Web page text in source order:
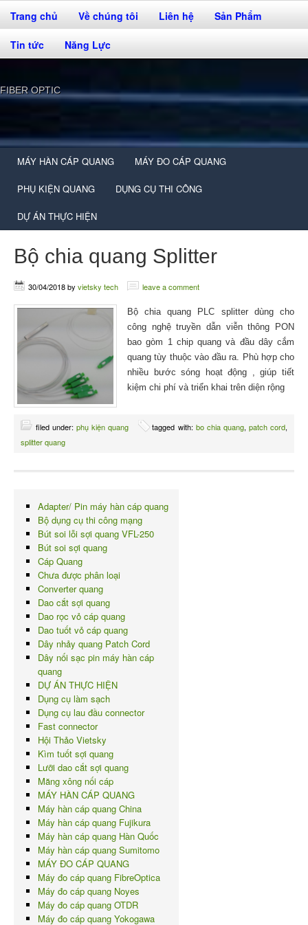
Trang chủ Về chúng tôi Liên hệ Sản Phẩm
Tin tức Năng Lực
FIBER OPTIC
MÁY HÀN CÁP QUANG MÁY ĐO CÁP QUANG
PHỤ KIỆN QUANG DỤNG CỤ THI CÔNG
DỰ ÁN THỰC HIỆN
Bộ chia quang Splitter
30/04/2018by vietsky tech leave a comment
Bộ chia quang PLC splitter dùng cho
công nghệ truyền dẫn viễn thông PON
bao gòm 1 chip quang và đầu dây cắm
quang tùy thuộc vào đầu ra. Phù hợp cho
nhiều bước sóng hoạt động , giúp tiết
kiệm chi phí và triển khai trên diện rộng
filed under:phụ kiện quang tagged with: bo chia quang, patch cord,
splitter quang
Adapter/ Pin máy hàn cáp quang
Bộ dụng cụ thi công mạng
Bút soi lỗi sợi quang VFL-250
Bút soi sợi quang
Cáp Quang
Chưa được phân loại
Converter quang
Dao cắt sợi quang
Dao rọc vỏ cáp quang
Dao tuốt vỏ cáp quang
Dây nhảy quang Patch Cord
Dây nối sạc pin máy hàn cáp
quang
DỰ ÁN THỰC HIỆN
Dụng cụ làm sạch
Dụng cụ lau đầu connector
Fast connector
Hội Thảo Vietsky
Kìm tuốt sợi quang
Lưỡi dao cắt sợi quang
Măng xông nối cáp
MÁY HÀN CÁP QUANG
Máy hàn cáp quang China
Máy hàn cáp quang Fujikura
Máy hàn cáp quang Hàn Quốc
Máy hàn cáp quang Sumitomo
MÁY ĐO CÁP QUANG
Máy đo cáp quang FibreOptica
Máy đo cáp quang Noyes
Máy đo cáp quang OTDR
Máy đo cáp quang Yokogawa